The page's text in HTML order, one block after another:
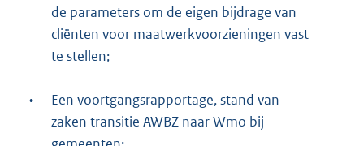
de parameters om de eigen bijdrage van
cliënten voor maatwerkvoorzieningen vast
te stellen;
•
Een voortgangsrapportage, stand van
zaken transitie AWBZ naar Wmo bij